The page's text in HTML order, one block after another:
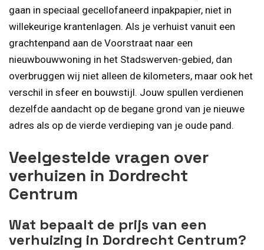
gaan in speciaal gecellofaneerd inpakpapier, niet in
willekeurige krantenlagen. Als je verhuist vanuit een
grachtenpand aan de Voorstraat naar een
nieuwbouwwoning in het Stadswerven-gebied, dan
overbruggen wij niet alleen de kilometers, maar ook het
verschil in sfeer en bouwstijl. Jouw spullen verdienen
dezelfde aandacht op de begane grond van je nieuwe
adres als op de vierde verdieping van je oude pand.
Veelgestelde vragen over
verhuizen in Dordrecht
Centrum
Wat bepaalt de prijs van een
verhuizing in Dordrecht Centrum?